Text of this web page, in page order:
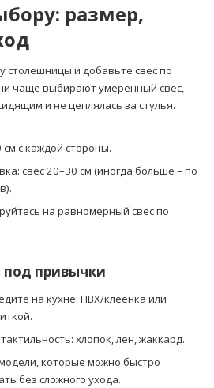
размер,
столешницы и добавьте свес по
чаще выбирают умеренный свес,
и не цеплялась за стулья.
с каждой стороны.
свес 20–30 см (иногда больше – по
на равномерный свес по
привычки
на кухне: ПВХ/клеенка или
хлопок, лен, жаккард.
которые можно быстро
без сложного ухода.